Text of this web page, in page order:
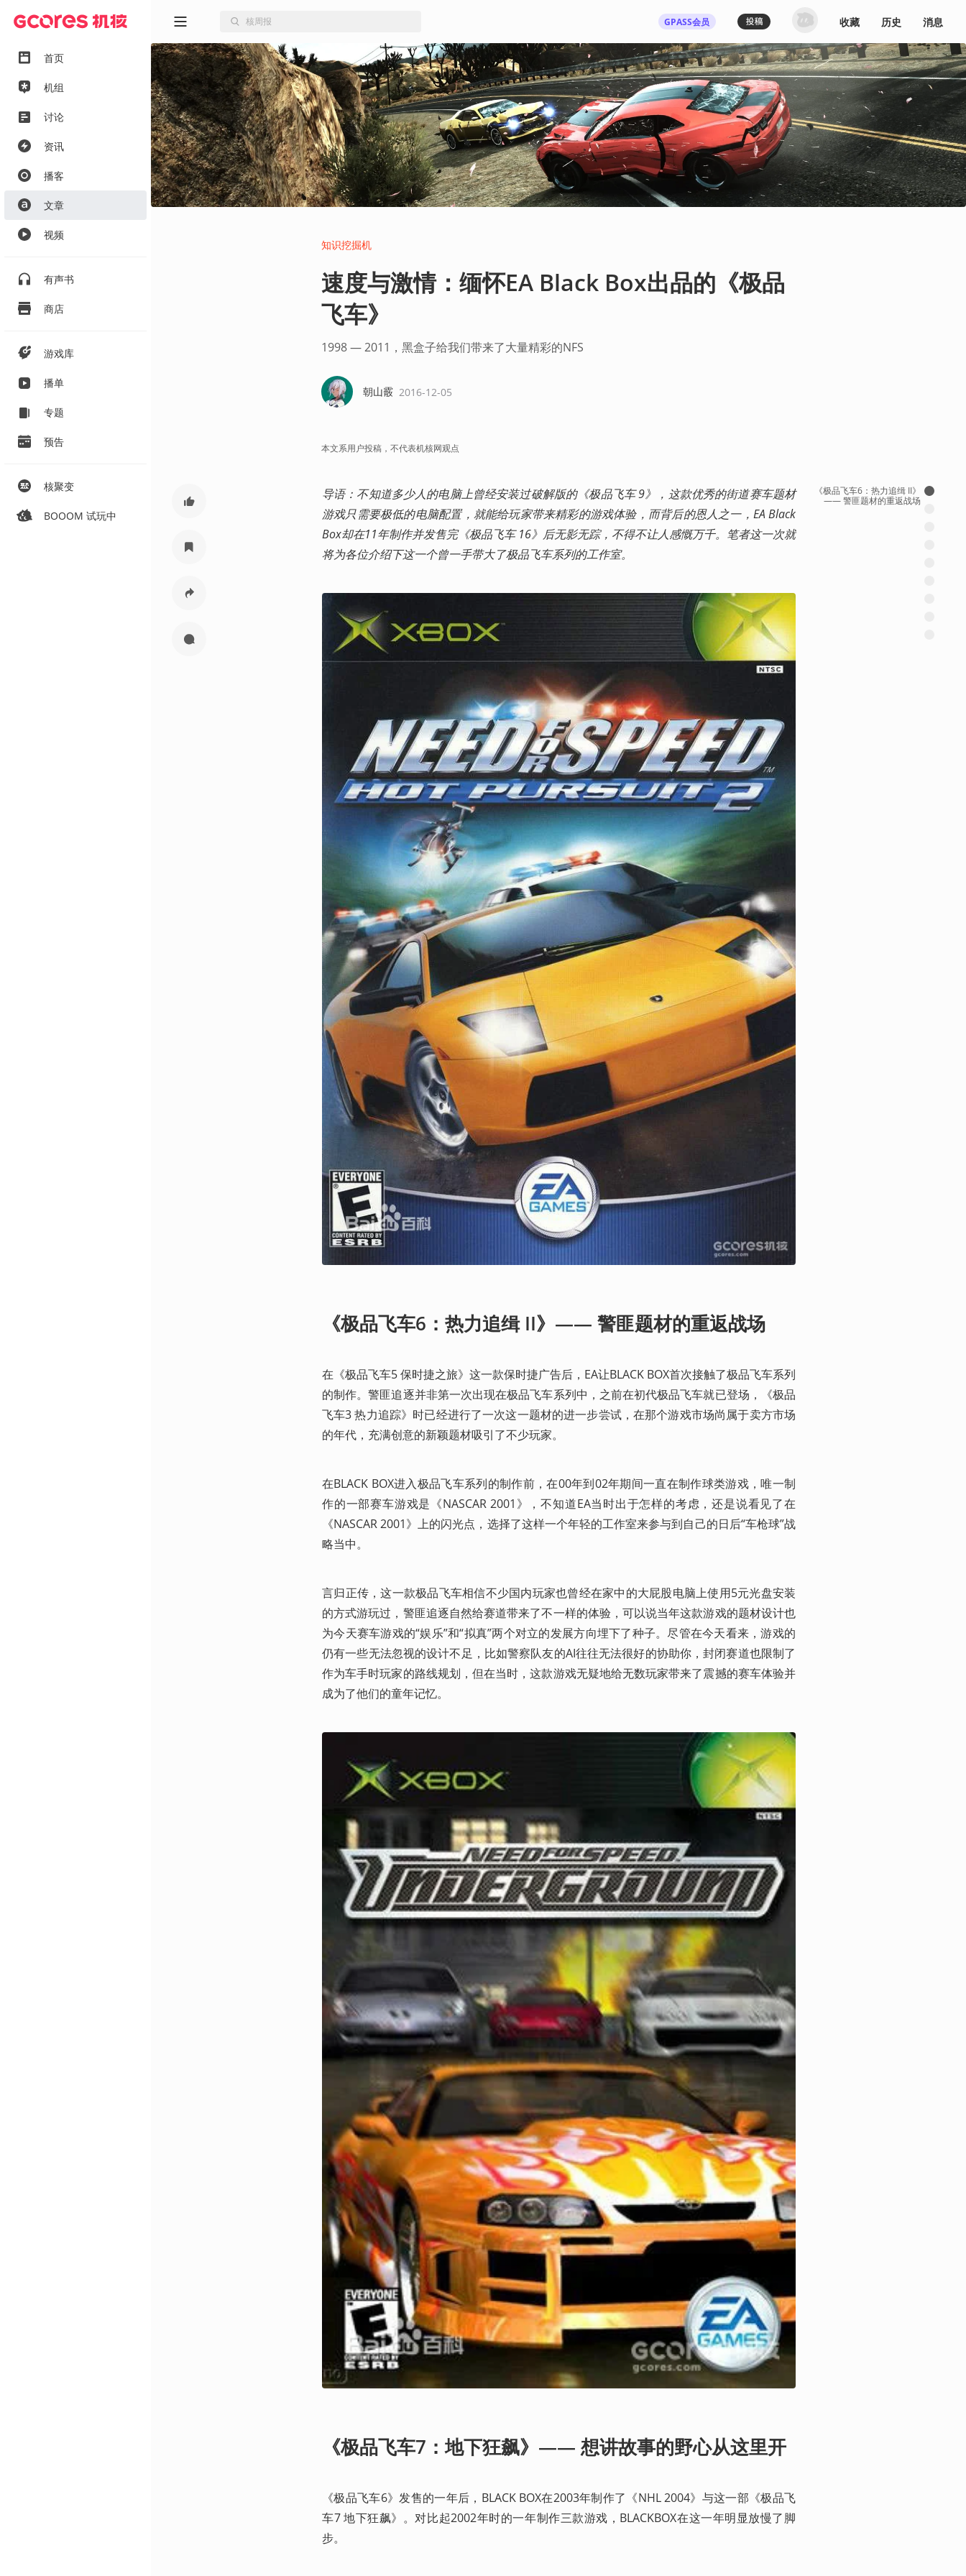
首页
机组
讨论
资讯
播客
文章
视频
有声书
商店
游戏库
播单
专题
预告
核聚变
BOOOM 试玩中
GPASS会员
登录机核你可以：
下载收藏播客节目 多端历史播放同步
发布内容动态/评论 关注喜欢的创作者
登录 / 注册
收藏 历史 消息
知识挖掘机
速度与激情：缅怀EA Black Box出品的《极品
飞车》
1998 — 2011，黑盒子给我们带来了大量精彩的NFS
朝山霰 2016-12-05
本文系用户投稿，不代表机核网观点
导语：不知道多少人的电脑上曾经安装过破解版的《极品飞车 9》，这款优秀的街道赛车题材
游戏只需要极低的电脑配置，就能给玩家带来精彩的游戏体验，而背后的恩人之一，EA Black
Box却在11年制作并发售完《极品飞车 16》后无影无踪，不得不让人感慨万千。笔者这一次就
将为各位介绍下这一个曾一手带大了极品飞车系列的工作室。
《极品飞车6：热力追缉 II》—— 警匪题材的重返战场
在《极品飞车5 保时捷之旅》这一款保时捷广告后，EA让BLACK BOX首次接触了极品飞车系列
的制作。警匪追逐并非第一次出现在极品飞车系列中，之前在初代极品飞车就已登场，《极品
飞车3 热力追踪》时已经进行了一次这一题材的进一步尝试，在那个游戏市场尚属于卖方市场
的年代，充满创意的新颖题材吸引了不少玩家。
在BLACK BOX进入极品飞车系列的制作前，在00年到02年期间一直在制作球类游戏，唯一制
作的一部赛车游戏是《NASCAR 2001》，不知道EA当时出于怎样的考虑，还是说看见了在
《NASCAR 2001》上的闪光点，选择了这样一个年轻的工作室来参与到自己的日后“车枪球”战
略当中。
言归正传，这一款极品飞车相信不少国内玩家也曾经在家中的大屁股电脑上使用5元光盘安装
的方式游玩过，警匪追逐自然给赛道带来了不一样的体验，可以说当年这款游戏的题材设计也
为今天赛车游戏的“娱乐”和“拟真”两个对立的发展方向埋下了种子。尽管在今天看来，游戏的
仍有一些无法忽视的设计不足，比如警察队友的AI往往无法很好的协助你，封闭赛道也限制了
作为车手时玩家的路线规划，但在当时，这款游戏无疑地给无数玩家带来了震撼的赛车体验并
成为了他们的童年记忆。
《极品飞车7：地下狂飙》—— 想讲故事的野心从这里开
《极品飞车6》发售的一年后，BLACK BOX在2003年制作了《NHL 2004》与这一部《极品飞
车7 地下狂飙》。对比起2002年时的一年制作三款游戏，BLACKBOX在这一年明显放慢了脚
步。
《极品飞车6：热力追缉 II》
—— 警匪题材的重返战场